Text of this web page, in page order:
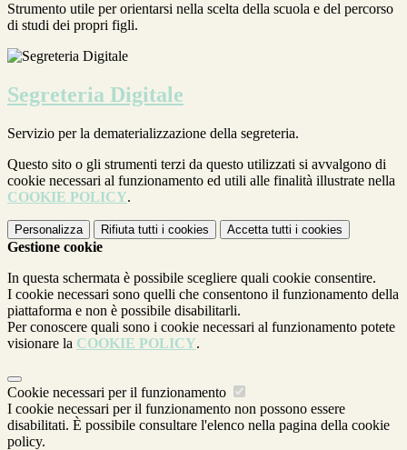
Strumento utile per orientarsi nella scelta della scuola e del percorso
di studi dei propri figli.
Segreteria Digitale
Servizio per la dematerializzazione della segreteria.
Questo sito o gli strumenti terzi da questo utilizzati si avvalgono di
cookie necessari al funzionamento ed utili alle finalità illustrate nella
COOKIE POLICY.
Personalizza Rifiuta tutti i cookies Accetta tutti i cookies
Gestione cookie
In questa schermata è possibile scegliere quali cookie consentire.
I cookie necessari sono quelli che consentono il funzionamento della
piattaforma e non è possibile disabilitarli.
Per conoscere quali sono i cookie necessari al funzionamento potete
visionare la COOKIE POLICY.
Cookie necessari per il funzionamento
I cookie necessari per il funzionamento non possono essere
disabilitati. È possibile consultare l'elenco nella pagina della cookie
policy.